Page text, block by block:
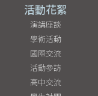
活動花絮
演講座談
學術活動
國際交流
活動參訪
高中交流